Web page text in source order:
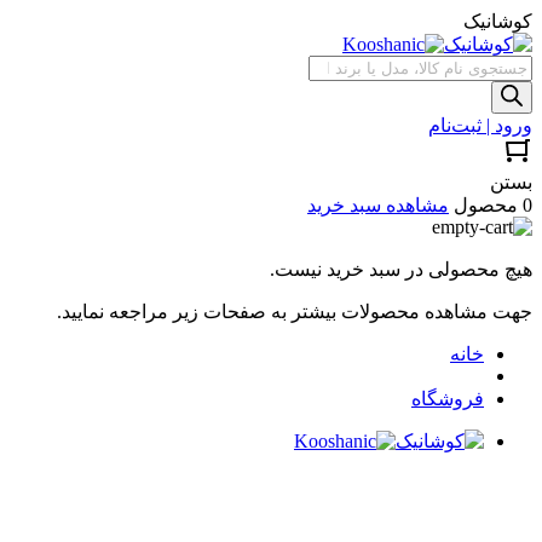
کوشانیک
جستجوی
محصولات
ورود | ثبت‌نام
بستن
0 محصول
مشاهده سبد خرید
هیچ محصولی در سبد خرید نیست.
جهت مشاهده محصولات بیشتر به صفحات زیر مراجعه نمایید.
خانه
فروشگاه